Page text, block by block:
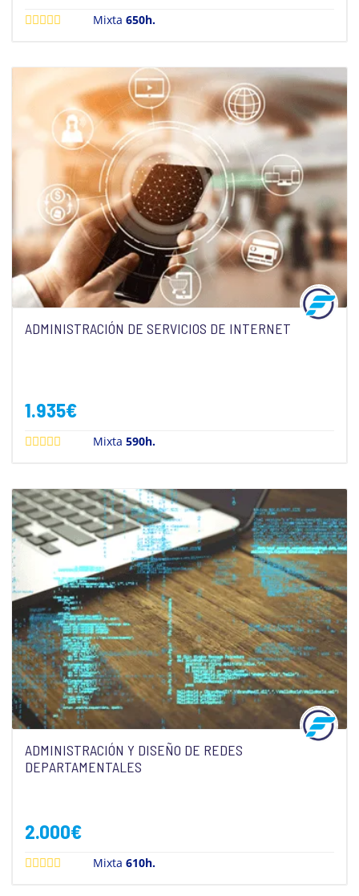
Mixta650h.
ADMINISTRACIÓN DE SERVICIOS DE INTERNET
1.935€
Mixta590h.
ADMINISTRACIÓN Y DISEÑO DE REDES
DEPARTAMENTALES
2.000€
Mixta610h.